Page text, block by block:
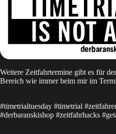
Weitere Zeitfahrtermine gibt es für
Bereich wie immer beim mir im
#timetrialtuesday #timetrial
#derbaranskishop #zeitfahrhacks